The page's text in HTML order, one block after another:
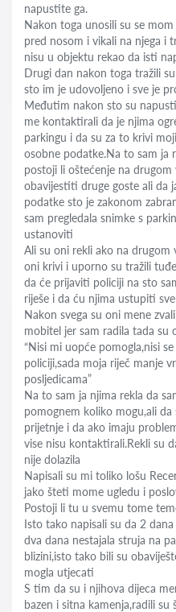
napustite ga.
Nakon toga unosili su se
pred nosom i vikali na njega i
nisu u objektu rekao da isti
Drugi dan nakon toga tražili
sto im je udovoljeno i sve je
Međutim nakon sto su
me kontaktirali da je njima
parkingu i da su za to krivi
osobne podatke.Na to sam ja
postoji li oštećenje na
obavijestiti druge goste ali da
podatke sto je zakonom
sam pregledala snimke s
ustanoviti
Ali su oni rekli ako na drugom
oni krivi i uporno su tražili
da će prijaviti policiji na sto
riješe i da ću njima ustupiti
Nakon svega su oni mene
mobitel jer sam radila tada su
“Nisi mi uopće pomogla,nisi
policiji,sada moja riječ manje
posljedicama”
Na to sam ja njima rekla da
pomognem koliko mogu,ali
prijetnje i da ako imaju
vise nisu kontaktirali.Rekli su
nije dolazila
Napisali su mi toliko lošu
jako šteti mome ugledu i
Postoji li tu u svemu tome
Isto tako napisali su da 2
dva dana nestajala struja na
blizini,isto tako bili su
mogla utjecati
S tim da su i njihova dijeca
bazen i sitna kamenja,radili su